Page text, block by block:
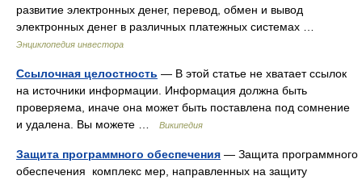
развитие электронных денег, перевод, обмен и вывод
электронных денег в различных платежных системах …
Энциклопедия инвестора
Ссылочная целостность — В этой статье не хватает ссылок
на источники информации. Информация должна быть
проверяема, иначе она может быть поставлена под сомнение
и удалена. Вы можете …
Википедия
Защита программного обеспечения — Защита программного
обеспечения комплекс мер, направленных на защиту